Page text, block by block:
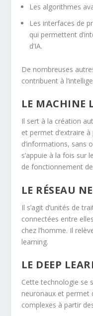
Les algorithmes
Les interfaces de
qui permettent
d’IA.
De nombreuses
contribuent à
LE MACHINE
Il sert à la création
et permet d’extraire
d’informations, sans
s’appuie à la fois sur
de fonctionnement de
LE RÉSEAU
Il s’agit d’unités de
connectées entre
chez l’homme. Il
learning.
LE DEEP
Cette technologie se
neuronaux et permet
complexes à partir